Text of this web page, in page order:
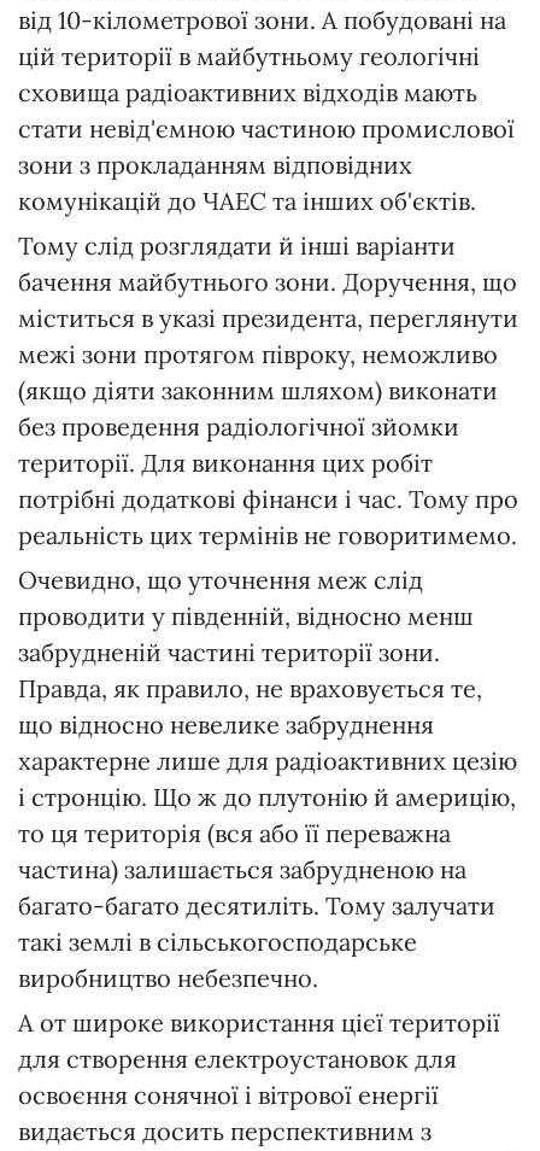
від 10-кілометрової зони. А побудовані на
цій території в майбутньому геологічні
сховища радіоактивних відходів мають
стати невід'ємною частиною промислової
зони з прокладанням відповідних
комунікацій до ЧАЕС та інших об'єктів.
Тому слід розглядати й інші варіанти
бачення майбутнього зони. Доручення, що
міститься в указі президента, переглянути
межі зони протягом півроку, неможливо
(якщо діяти законним шляхом) виконати
без проведення радіологічної зйомки
території. Для виконання цих робіт
потрібні додаткові фінанси і час. Тому про
реальність цих термінів не говоритимемо.
Очевидно, що уточнення меж слід
проводити у південній, відносно менш
забрудненій частині території зони.
Правда, як правило, не враховується те,
що відносно невелике забруднення
характерне лише для радіоактивних цезію
і стронцію. Що ж до плутонію й америцію,
то ця територія (вся або її переважна
частина) залишається забрудненою на
багато-багато десятиліть. Тому залучати
такі землі в сільськогосподарське
виробництво небезпечно.
А от широке використання цієї території
для створення електроустановок для
освоєння сонячної і вітрової енергії
видається досить перспективним з